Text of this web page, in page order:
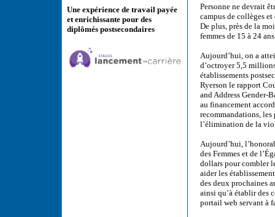
Une expérience de travail payée
et enrichissante pour des
diplômés postsecondaires
Personne ne devrait
campus de collèges
De plus, près de la
femmes de 15 à 24
Aujourd’hui, on a
d’octroyer 5,5
établissements
Ryerson le rapport
and Address Gender-
au financement
recommandations, les
l’élimination de la
Aujourd’hui,
des Femmes et de
dollars pour combler
aider les
des deux prochaines
ainsi qu’à établir des
portail web servant à